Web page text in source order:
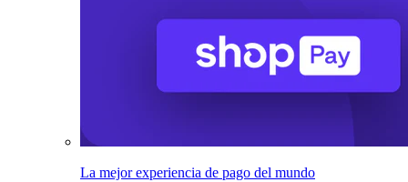
La mejor experiencia de pago del mundo